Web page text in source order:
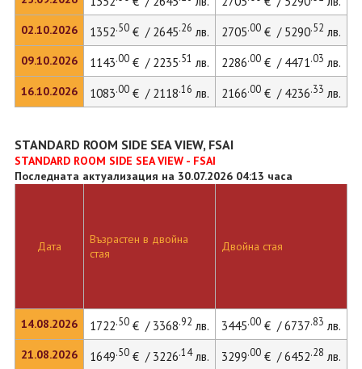
02.10.2026
09.10.2026
16.10.2026
1352.50€ / 2645.26 лв. 2705.00€ / 5290.52 лв.
1143.00€ / 2235.51 лв. 2286.00€ / 4471.03 лв.
1083.00€ / 2118.16 лв. 2166.00€ / 4236.33 лв.
STANDARD ROOM SIDE SEA VIEW, FSAI
STANDARD ROOM SIDE SEA VIEW - FSAI
Последната актуализация на 30.07.2026 04:13 часа
Дата
14.08.2026
21.08.2026
Възрастен в двойна
стая
Двойна стая
1722.50€ / 3368.92 лв. 3445.00€ / 6737.83 лв.
1649.50€ / 3226.14лв. 3299.00€ / 6452.28 лв.